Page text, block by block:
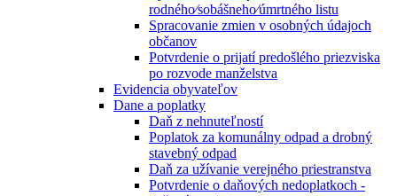
rodného⁄sobášneho⁄úmrtného listu
Spracovanie zmien v osobných údajoch
občanov
Potvrdenie o prijatí predošlého priezviska
po rozvode manželstva
Evidencia obyvateľov
Dane a poplatky
Daň z nehnuteľností
Poplatok za komunálny odpad a drobný
stavebný odpad
Daň za užívanie verejného priestranstva
Potvrdenie o daňových nedoplatkoch -